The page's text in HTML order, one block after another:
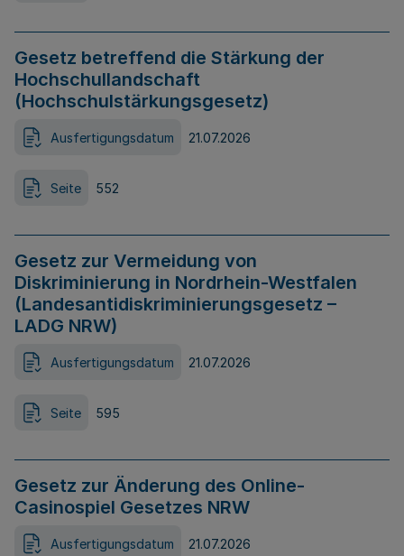
Gesetz betreffend die Stärkung der
Hochschullandschaft
(Hochschulstärkungsgesetz)
Ausfertigungsdatum 21.07.2026
Seite 552
Gesetz zur Vermeidung von
Diskriminierung in Nordrhein-Westfalen
(Landesantidiskriminierungsgesetz –
LADG NRW)
Ausfertigungsdatum 21.07.2026
Seite 595
Gesetz zur Änderung des Online-
Casinospiel Gesetzes NRW
Ausfertigungsdatum 21.07.2026